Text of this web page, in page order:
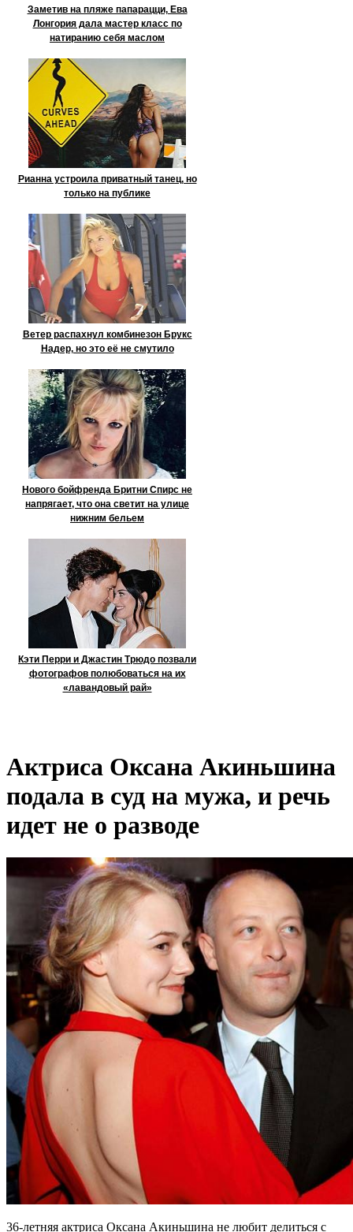
Заметив на пляже папарацци, Ева
Лонгория дала мастер класс по
натиранию себя маслом
Рианна устроила приватный танец, но
только на публике
Ветер распахнул комбинезон Брукс
Надер, но это её не смутило
Нового бойфренда Бритни Спирс не
напрягает, что она светит на улице
нижним бельем
Кэти Перри и Джастин Трюдо позвали
фотографов полюбоваться на их
«лавандовый рай»
Актриса Оксана Акиньшина
подала в суд на мужа, и речь
идет не о разводе
36-летняя актриса Оксана Акиньшина не любит делиться с